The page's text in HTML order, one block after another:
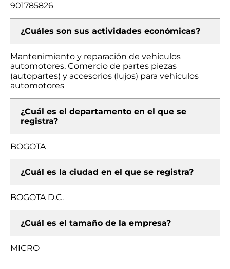
901785826
¿Cuáles son sus actividades económicas?
Mantenimiento y reparación de vehículos
automotores, Comercio de partes piezas
(autopartes) y accesorios (lujos) para vehículos
automotores
¿Cuál es el departamento en el que se
registra?
BOGOTA
¿Cuál es la ciudad en el que se registra?
BOGOTA D.C.
¿Cuál es el tamaño de la empresa?
MICRO